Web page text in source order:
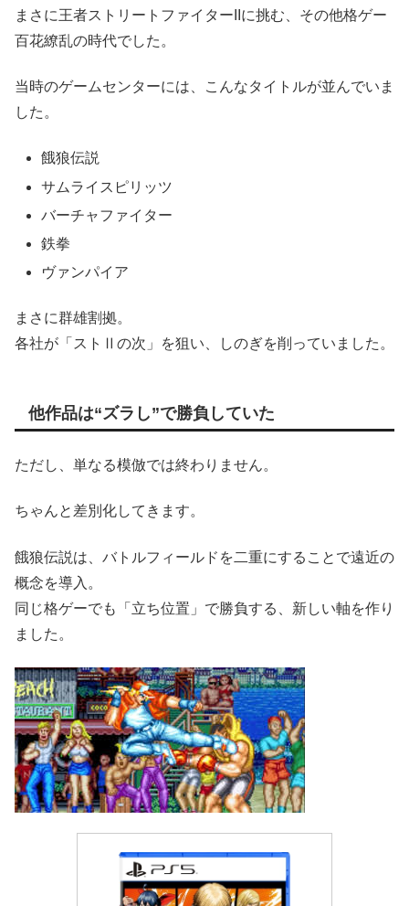
まさに王者ストリートファイターIIに挑む、その他格ゲー
百花繚乱の時代でした。
当時のゲームセンターには、こんなタイトルが並んでいま
した。
餓狼伝説
サムライスピリッツ
バーチャファイター
鉄拳
ヴァンパイア
まさに群雄割拠。
各社が「ストⅡの次」を狙い、しのぎを削っていました。
他作品は“ズラし”で勝負していた
ただし、単なる模倣では終わりません。
ちゃんと差別化してきます。
餓狼伝説は、バトルフィールドを二重にすることで遠近の
概念を導入。
同じ格ゲーでも「立ち位置」で勝負する、新しい軸を作り
ました。